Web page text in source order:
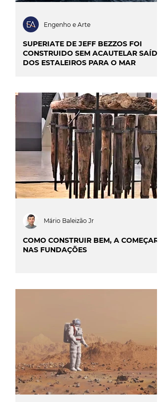
SUPERIATE DE JEFF BEZZOS FOI
CONSTRUIDO SEM ACAUTELAR SAÍDA
DOS ESTALEIROS PARA O MAR
Engenho e Arte
COMO CONSTRUIR BEM, A COMEÇAR
NAS FUNDAÇÕES
Mário Baleizão Jr